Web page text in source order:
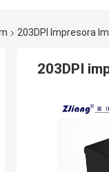
203DPI Impresora
203DPI